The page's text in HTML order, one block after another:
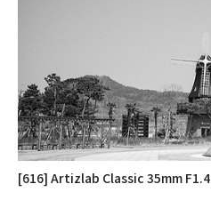
[616] Artizlab Classic 35mm F1.4